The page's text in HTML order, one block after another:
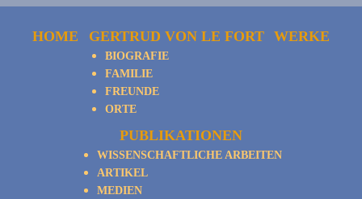
HOME GERTRUD VON LE FORT
BIOGRAFIE
FAMILIE
FREUNDE
ORTE
WERKE
PUBLIKATIONEN
WISSENSCHAFTLICHE ARBEITEN
ARTIKEL
MEDIEN